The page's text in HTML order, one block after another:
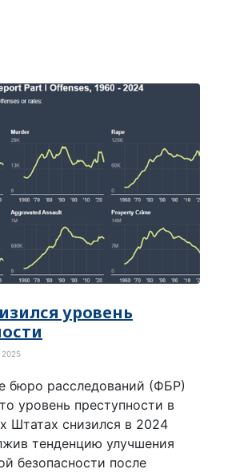
уровень
2025
бюро расследований (ФБР)
уровень преступности в
Штатах снизился в 2024
тенденцию улучшения
безопасности после